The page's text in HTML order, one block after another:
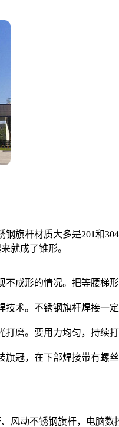
旗杆材质大多是201和
就成了锥形。
成形的情况。把等腰梯
术。不锈钢旗杆焊接一
磨。要用力均匀，持续
冠，在下部焊接带有
风动不锈钢旗杆，电脑